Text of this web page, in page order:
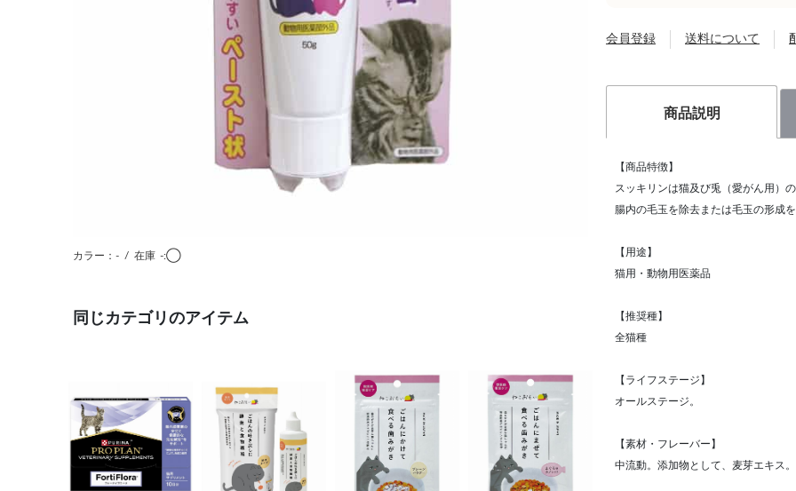
カラー：- / 在庫 -:◯
同じカテゴリのアイテム
会員登録 送料について
商品説明
【商品特徴】
スッキリンは猫及び兎（愛がん用）
腸内の毛玉を除去または毛玉の形成
【用途】
猫用・動物用医薬品
【推奨種】
全猫種
【ライフステージ】
オールステージ。
【素材・フレーバー】
中流動。添加物として、麦芽エキス。